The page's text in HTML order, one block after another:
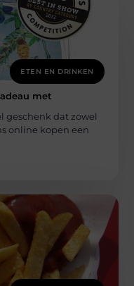
ETEN EN DRINKEN
met
geschenk dat zowel
online kopen een